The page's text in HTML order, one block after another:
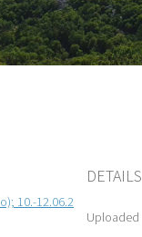
10.-12.06.2022.
DETAILS
Uploaded